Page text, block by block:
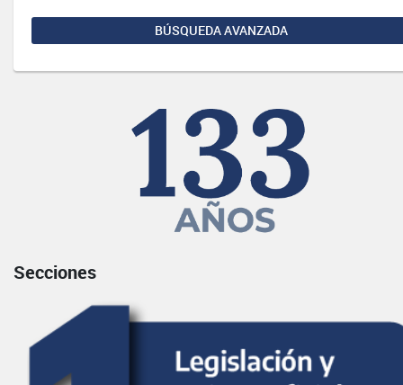
BÚSQUEDA AVANZADA
Secciones